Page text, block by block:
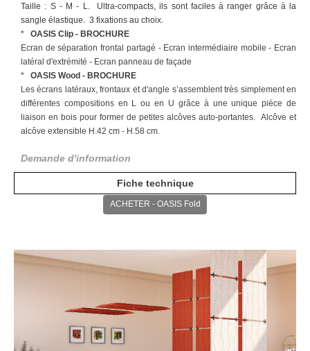
Taille : S - M - L. Ultra-compacts, ils sont faciles à ranger grâce à la
sangle élastique.
3 fixations au choix.
* OASIS Clip - BROCHURE
Ecran de séparation frontal partagé - Ecran intermédiaire mobile - Ecran
latéral d'extrémité - Ecran panneau de façade
* OASIS Wood - BROCHURE
Les écrans latéraux, frontaux et d'angle s’assemblent très simplement en
différentes compositions en L ou en U grâce à une unique pièce de
liaison en bois pour former de petites alcôves auto-portantes. Alcôve et
alcôve extensible H.42 cm - H.58 cm.
Demande d'information
Fiche technique
ACHETER - OASIS Fold